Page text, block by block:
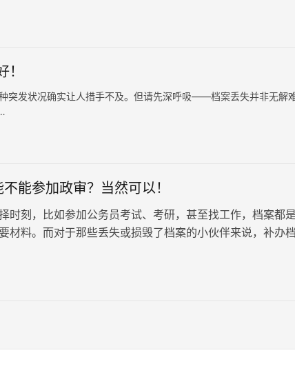
发状况确实让人措手不及。但请先深呼吸——档案丢失并非无解
能参加政审？当然可以！
时刻，比如参加公务员考试、考研，甚至找工作，档案都
材料。而对于那些丢失或损毁了档案的小伙伴来说，补办
实、完整，并且符合相关部门的要求，就能顺利通过政审。